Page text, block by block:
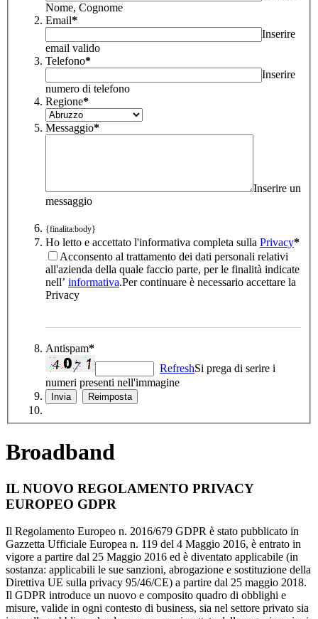
Nome, Cognome
Email*
Inserire
email valido
Telefono*
Inserire
numero di telefono
Regione*
Messaggio*
Inserire un
messaggio
{finalita:body}
Ho letto e accettato l'informativa completa sulla Privacy*
Acconsento al trattamento dei dati personali relativi
all'azienda della quale faccio parte, per le finalità indicate
nell’ informativa.Per continuare è necessario accettare la
Privacy
Antispam*
RefreshSi prega di serire i
numeri presenti nell'immagine
Broadband
IL NUOVO REGOLAMENTO PRIVACY
EUROPEO GDPR
Il Regolamento Europeo n. 2016/679 GDPR è stato pubblicato in
Gazzetta Ufficiale Europea n. 119 del 4 Maggio 2016, è entrato in
vigore a partire dal 25 Maggio 2016 ed è diventato applicabile (in
sostanza: applicabili le sue sanzioni, abrogazione e sostituzione della
Direttiva UE sulla privacy 95/46/CE) a partire dal 25 maggio 2018.
Il GDPR introduce un nuovo e composito quadro di obblighi e
misure, valide in ogni contesto di business, sia nel settore privato sia